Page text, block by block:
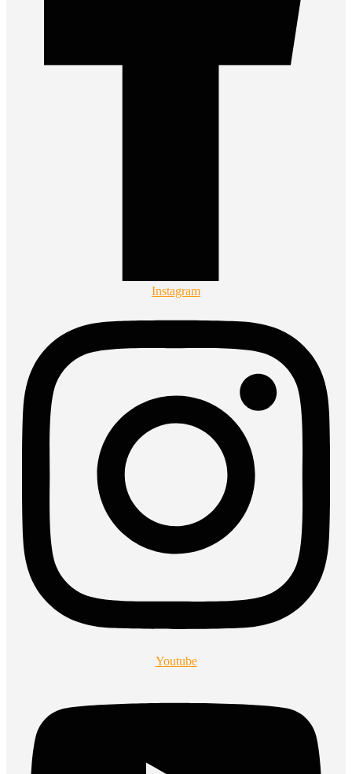
Instagram
Youtube